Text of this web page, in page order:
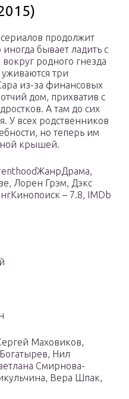
продолжит
бывает ладить с
родного гнезда
три
из-за финансовых
дом, прихватив с
А там до сих
У всех родственников
но теперь им
крышей.
Лорен Грэм, Дэкс
– 7.8, IMDb
Маховиков,
Нил
Смирнова-
Вера Шпак,